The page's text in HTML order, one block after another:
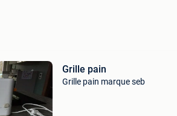
Grille pain
Grille pain marque seb